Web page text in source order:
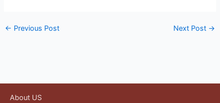
← Previous Post Next Post →
About US